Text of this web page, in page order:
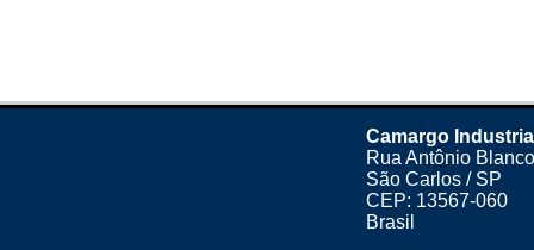
Camargo
Rua Antônio
São Carlos / SP
CEP: 13567-060
Brasil